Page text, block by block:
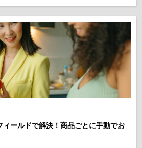
ィールドで解決！商品ごとに手動でお